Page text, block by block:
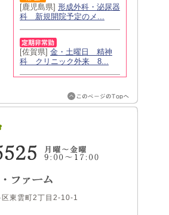
[鹿児島県] 形成外科・泌尿器
科 新規開院予定のメ...
[佐賀県] 金・土曜日 精神
科 クリニック外来 8...
東雲町2丁目2-10-1